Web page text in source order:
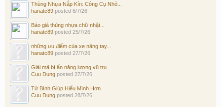
Thùng Nhựa Nắp Kín: Công Cụ Nhỏ...
hanatc89 posted 6/7/26
Báo giá thùng nhựa chữ nhật...
hanatc89 posted 25/7/26
những ưu điểm của xe nâng tay...
hanatc89 posted 27/7/26
Giải mã bí ẩn năng lượng vũ trụ
Cuu Dung posted 27/7/26
Tử Bình Giúp Hiểu Mình Hơn
Cuu Dung posted 28/7/26